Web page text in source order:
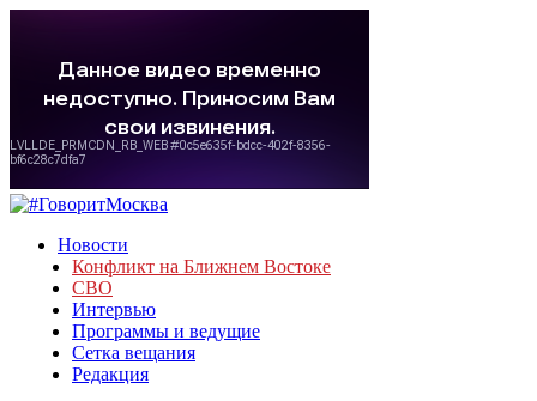
Новости
Конфликт на Ближнем Востоке
СВО
Интервью
Программы и ведущие
Сетка вещания
Редакция